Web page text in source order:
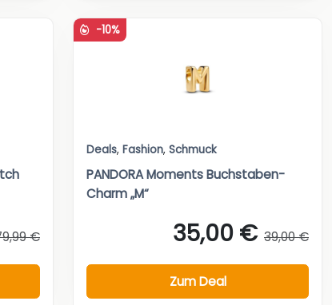
€
-10%
Deals, Fashion, Schmuck
PANDORA Moments Buchstaben-
Charm „M“
35,00 € 39,00 €
Zum Deal